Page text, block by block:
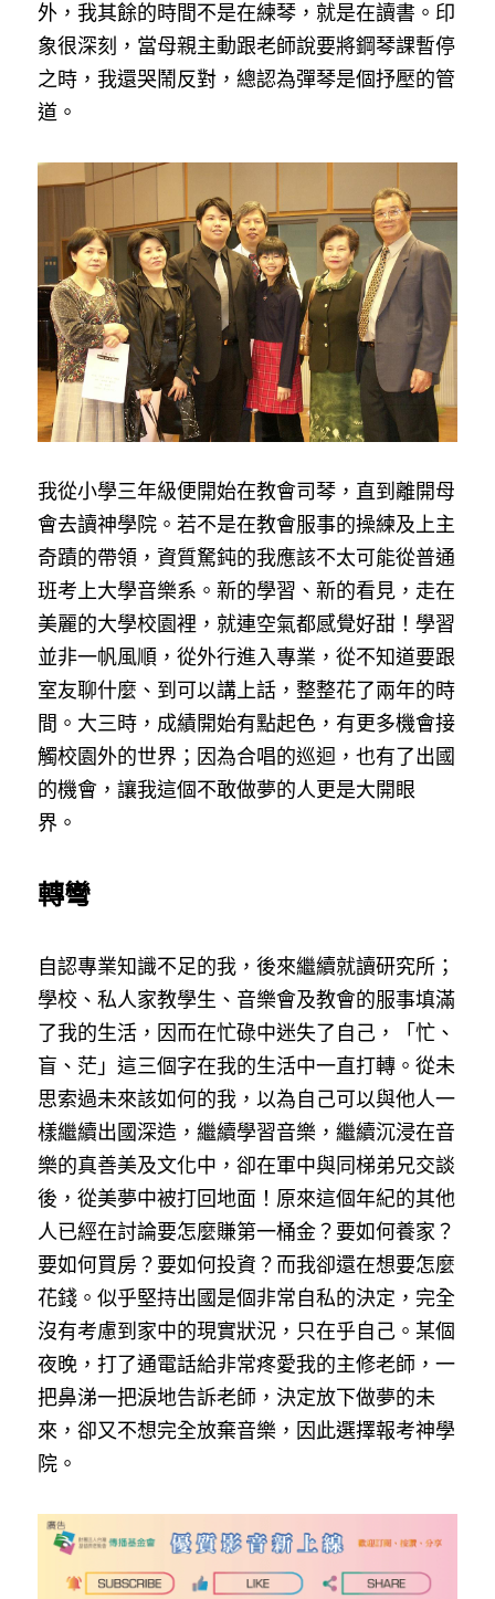
外，我其餘的時間不是在練琴，就是在讀書。印
象很深刻，當母親主動跟老師說要將鋼琴課暫停
之時，我還哭鬧反對，總認為彈琴是個抒壓的管
道。
我從小學三年級便開始在教會司琴，直到離開母
會去讀神學院。若不是在教會服事的操練及上主
奇蹟的帶領，資質駑鈍的我應該不太可能從普通
班考上大學音樂系。新的學習、新的看見，走在
美麗的大學校園裡，就連空氣都感覺好甜！學習
並非一帆風順，從外行進入專業，從不知道要跟
室友聊什麼、到可以講上話，整整花了兩年的時
間。大三時，成績開始有點起色，有更多機會接
觸校園外的世界；因為合唱的巡迴，也有了出國
的機會，讓我這個不敢做夢的人更是大開眼
界。
轉彎
自認專業知識不足的我，後來繼續就讀研究所；
學校、私人家教學生、音樂會及教會的服事填滿
了我的生活，因而在忙碌中迷失了自己，「忙、
盲、茫」這三個字在我的生活中一直打轉。從未
思索過未來該如何的我，以為自己可以與他人一
樣繼續出國深造，繼續學習音樂，繼續沉浸在音
樂的真善美及文化中，卻在軍中與同梯弟兄交談
後，從美夢中被打回地面！原來這個年紀的其他
人已經在討論要怎麼賺第一桶金？要如何養家？
要如何買房？要如何投資？而我卻還在想要怎麼
花錢。似乎堅持出國是個非常自私的決定，完全
沒有考慮到家中的現實狀況，只在乎自己。某個
夜晚，打了通電話給非常疼愛我的主修老師，一
把鼻涕一把淚地告訴老師，決定放下做夢的未
來，卻又不想完全放棄音樂，因此選擇報考神學
院。